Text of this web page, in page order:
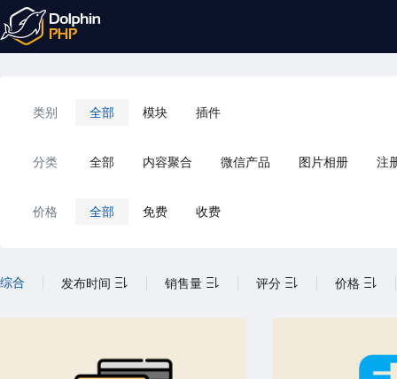
类别 全部 模块 插件
分类 全部 内容聚合 微信产品 图片相册 注
价格 全部 免费 收费
综合 发布时间 销售量 评分 价格